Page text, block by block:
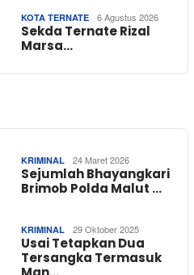
KOTA TERNATE 6 Agustus 2026
Sekda Ternate Rizal
Marsa…
KRIMINAL 24 Maret 2026
Sejumlah Bhayangkari
Brimob Polda Malut …
KRIMINAL 29 Oktober 2025
Usai Tetapkan Dua
Tersangka Termasuk